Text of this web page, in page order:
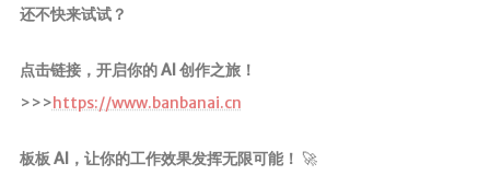
还不快来试试？
点击链接，开启你的 AI 创作之旅！
>>>https://www.banbanai.cn
板板 AI，让你的工作效果发挥无限可能！ 🚀